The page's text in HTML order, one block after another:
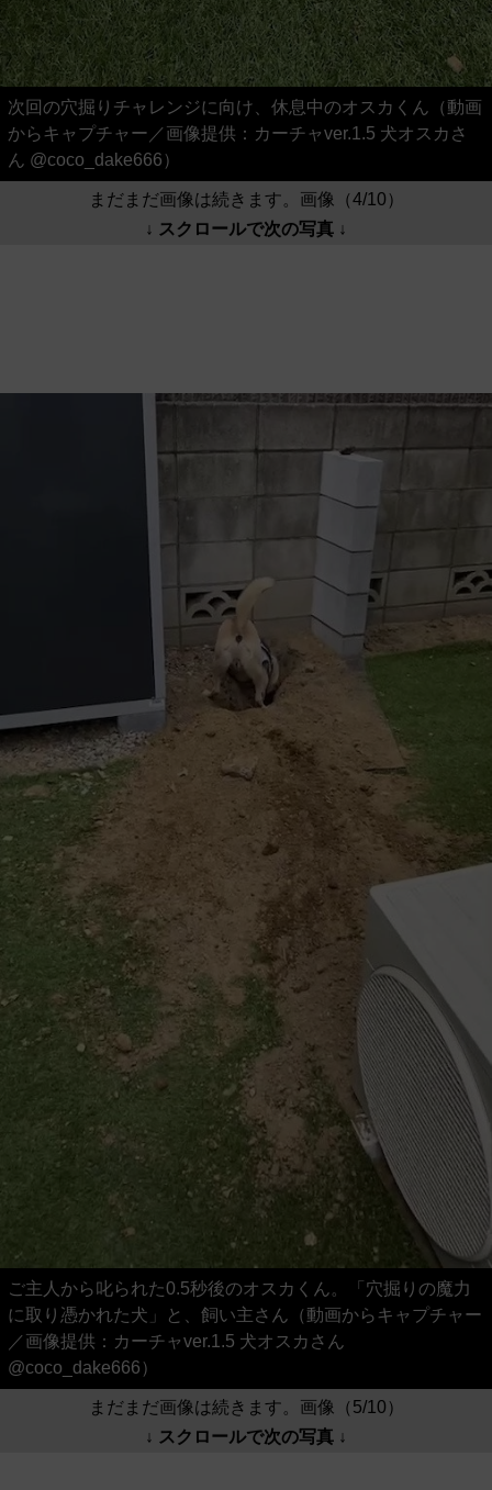
次回の穴掘りチャレンジに向け、休息中のオスカくん（動画
からキャプチャー／画像提供：カーチャver.1.5 犬オスカさ
ん @coco_dake666）
まだまだ画像は続きます。画像（4/10）
↓ スクロールで次の写真 ↓
ご主人から叱られた0.5秒後のオスカくん。「穴掘りの魔力
に取り憑かれた犬」と、飼い主さん（動画からキャプチャー
／画像提供：カーチャver.1.5 犬オスカさん
@coco_dake666）
まだまだ画像は続きます。画像（5/10）
↓ スクロールで次の写真 ↓